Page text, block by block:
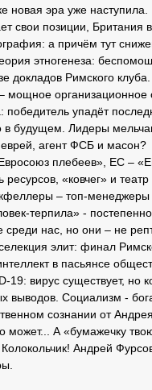
новая эра уже
свои позиции,
а причём тут
этногенеза:
докладов Римского
мощное организационное
упадёт
будущем. Лидеры
агент ФСБ и масон?
плебеев», ЕС –
ресурсов, «ковчег» и
– топ-менеджеры
терпила» -
среди нас, но они – не
элит: финал
в пасьянсе
19: вирус существует, но
выводов. Социализм -
сознании от
может... А «бумажечку
Андрей